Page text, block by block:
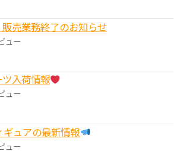
販売業務終了のお知らせ
ュー
ツ入荷情報
ュー
ギュアの最新情報
ュー